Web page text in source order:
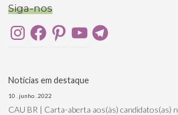
Siga-nos
InstagramFacebookPinterestYouTubeTelegram
Notícias em destaque
10 . junho . 2022
CAU BR | Carta-aberta aos(às) candidatos(as)